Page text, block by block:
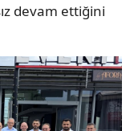
devam ettiğini